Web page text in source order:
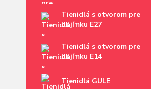
Tienidlá s otvorom pre
objímku E27
Tienidlá s otvorom pre
objímku E14
Tienidlá GULE